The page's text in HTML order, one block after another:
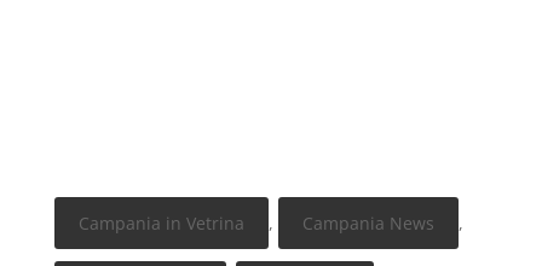
Campania in Vetrina , Campania News ,